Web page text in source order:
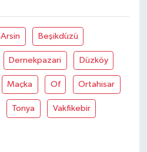
Arsin Beşikdüzü
Dernekpazari Düzköy
Maçka Of Ortahisar
Tonya Vakfikebir